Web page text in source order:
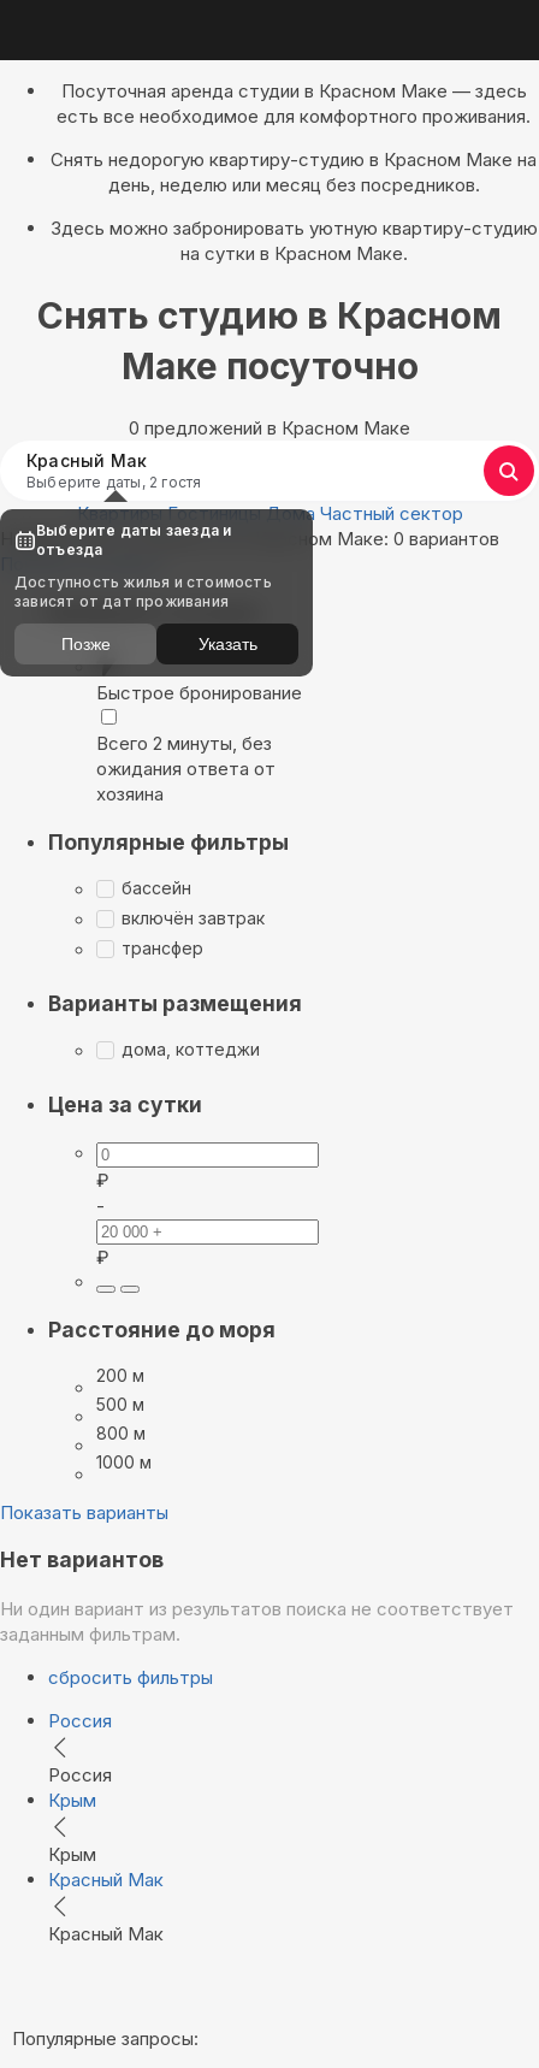
Посуточная аренда студии в Красном Маке — здесь
есть все необходимое для комфортного проживания.
Снять недорогую квартиру-студию в Красном Маке на
день, неделю или месяц без посредников.
Здесь можно забронировать уютную квартиру-студию
на сутки в Красном Маке.
Снять студию в Красном
Маке посуточно
0 предложений в Красном Маке
Красный Мак
Выберите даты, 2 гостя
Квартиры Гостиницы Дома Частный сектор
Найдём, где остановиться в Красном Маке: 0 вариантов
Показать на карте
Выбирайте лучшее
Быстрое бронирование
Всего 2 минуты, без
ожидания ответа от
хозяина
Популярные фильтры
бассейн
включён завтрак
трансфер
Варианты размещения
дома, коттеджи
Цена за сутки
₽
-
₽
Расстояние до моря
200 м
500 м
800 м
1000 м
Показать варианты
Нет вариантов
Ни один вариант из результатов поиска не соответствует
заданным фильтрам.
сбросить фильтры
Россия
Россия
Крым
Крым
Красный Мак
Красный Мак
Популярные запросы:
Выберите даты заезда и
отъезда
Доступность жилья и стоимость
зависят от дат проживания
Позже Указать